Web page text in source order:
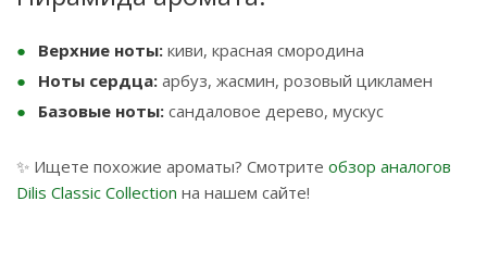
Верхние ноты: киви, красная смородина
Ноты сердца: арбуз, жасмин, розовый цикламен
Базовые ноты: сандаловое дерево, мускус
✨ Ищете похожие ароматы? Смотрите обзор аналогов
Dilis Classic Collection на нашем сайте!